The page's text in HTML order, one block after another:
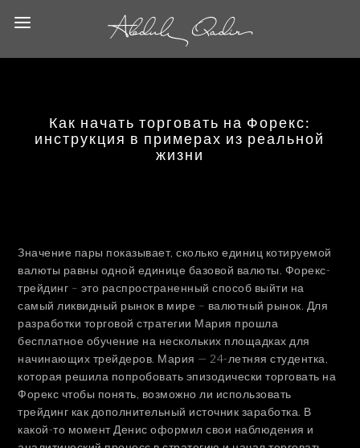
Как начать торговать на Форекс:
инструкция в примерах из реальной
жизни
Значение пары показывает, сколько единиц котируемой
валюты равны одной единице базовой валюты. Форекс-
трейдинг – это распространенный способ выйти на
самый ликвидный рынок в мире – валютный рынок. Для
разработки торговой стратегии Мария прошла
бесплатное обучение на нескольких площадках для
начинающих трейдеров. Мария — 24-летняя студентка,
которая решила попробовать эпизодически торговать на
Форекс чтобы понять, возможно ли использовать
трейдинг как дополнительный источник заработка. В
какой-то момент Денис оформил свои наблюдения и